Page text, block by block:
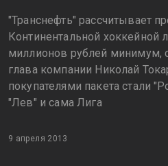
"Транснефть" рассчитывает
Континентальной хоккейной
миллионов рублей минимум,
глава компании Николай
покупателями пакета стали
"Лев" и сама Лига
9 апреля 2013